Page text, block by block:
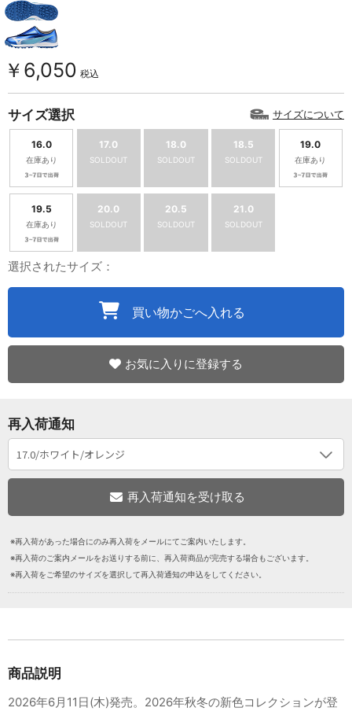
￥6,050 税込
サイズ選択 サイズについて
16.0
在庫あり
17.0
SOLDOUT
18.0
SOLDOUT
18.5
SOLDOUT
19.0
在庫あり
19.5
在庫あり
20.0
SOLDOUT
20.5
SOLDOUT
21.0
SOLDOUT
選択されたサイズ：
買い物かごへ入れる
お気に入りに登録する
再入荷通知
※再入荷があった場合にのみ再入荷をメールにてご案内いたします。
※再入荷のご案内メールをお送りする前に、再入荷商品が完売する場合もございます。
※再入荷をご希望のサイズを選択して再入荷通知の申込をしてください。
商品説明
2026年6月11日(木)発売。2026年秋冬の新色コレクションが登